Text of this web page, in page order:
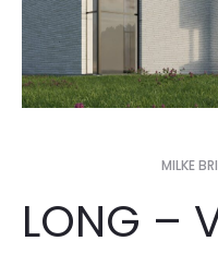
MILKE
LONG –